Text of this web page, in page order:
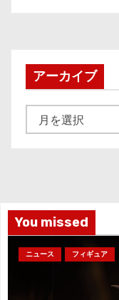
アーカイブ
ー
You missed
ニュース フィギュア